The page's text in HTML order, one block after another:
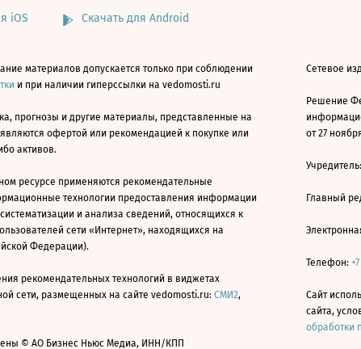
iOS Скачать для Android
материалов допускается только при соблюдении
и при наличии гиперссылки на vedomosti.ru
прогнозы и другие материалы, представленные на
офертой или рекомендацией к покупке или
активов.
ресурсе применяются рекомендательные
технологии предоставления информации
и анализа сведений, относящихся к
сети «Интернет», находящихся на
Федерации).
рекомендательных технологий в виджетах
сети, размещенных на сайте vedomosti.ru: СМИ2,
© АО Бизнес Ньюс Медиа, ИНН/КПП
Сетевое
Решение
от 27
Главный
Телефон:
Сайт
сайта,
обработки